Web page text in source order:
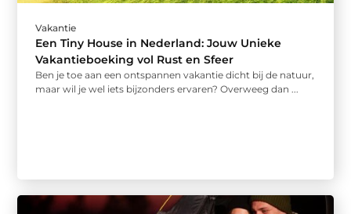
Vakantie
Een Tiny House in Nederland: Jouw Unieke
Vakantieboeking vol Rust en Sfeer
Ben je toe aan een ontspannen vakantie dicht bij de natuur,
maar wil je wel iets bijzonders ervaren? Overweeg dan ...